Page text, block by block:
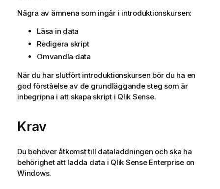
Några av ämnena som ingår i introduktionskursen:
Läsa in data
Redigera skript
Omvandla data
När du har slutfört introduktionskursen bör du ha en
god förståelse av de grundläggande steg som är
inbegripna i att skapa skript i Qlik Sense.
Krav
Du behöver åtkomst till dataladdningen och ska ha
behörighet att ladda data i Qlik Sense Enterprise on
Windows.